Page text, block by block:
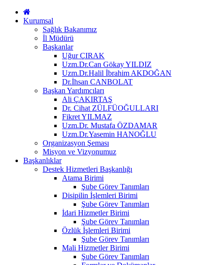
Kurumsal
Sağlık Bakanımız
İl Müdürü
Başkanlar
Uğur ÇIRAK
Uzm.Dr.Can Gökay YILDIZ
Uzm.Dr.Halil İbrahim AKDOĞAN
Dr.İhsan CANBOLAT
Başkan Yardımcıları
Ali ÇAKIRTAŞ
Dr. Cihat ZÜLFÜOĞULLARI
Fikret YILMAZ
Uzm.Dr. Mustafa ÖZDAMAR
Uzm.Dr.Yasemin HANOĞLU
Organizasyon Şeması
Misyon ve Vizyonumuz
Başkanlıklar
Destek Hizmetleri Başkanlığı
Atama Birimi
Şube Görev Tanımları
Disipilin İşlemleri Birimi
Şube Görev Tanımları
İdari Hizmetler Birimi
Şube Görev Tanımları
Özlük İşlemleri Birimi
Şube Görev Tanımları
Mali Hizmetler Birimi
Şube Görev Tanımları